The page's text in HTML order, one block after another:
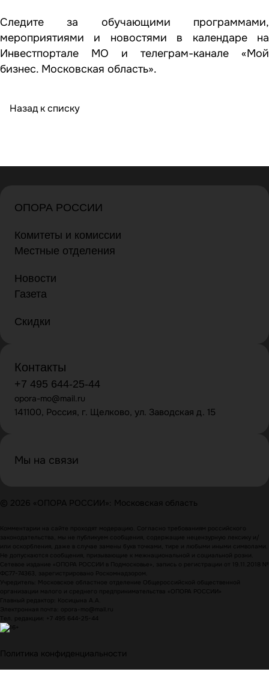
Следите за обучающими программами,
мероприятиями и новостями в календаре на
Инвестпортале МО и телеграм-канале «Мой
бизнес. Московская область».
Назад к списку
ОПОРА РОССИИ
Комитеты и комиссии
Местные отделения
Новости
Газета
Скидки
Контакты
+7 495 644-25-44
opora-mo@mail.ru
141100, Россия, г. Щелково, ул. Заводская д. 15
Мы на связи
© 2026 «ОПОРА РОССИИ»: Московская область
Комментарии на сайте проходят модерацию. Согласно требованиям российского
законодательства, мы не публикуем сообщения, содержащие нецензурную лексику и/
или оскорбления, даже в случае замены букв точками, тире и любыми иными символами.
Не допускаются сообщения, призывающие к межнациональной и социальной розни.
Сетевое издание «ОПОРА РОССИИ в Подмосковье», запись о регистрации от 19.11.2018 №
ФС77-74363, зарегистрировано Роскомнадзором.
Учредитель: Московское областное отделение Общероссийской общественной
организации малого и среднего предпринимательства «ОПОРА РОССИИ»
Главный редактор: Косицына А.А.
Электронная почта: opora-mo@mail.ru
Тел. редакции: +7 495 644-25-44
Политика конфиденциальности